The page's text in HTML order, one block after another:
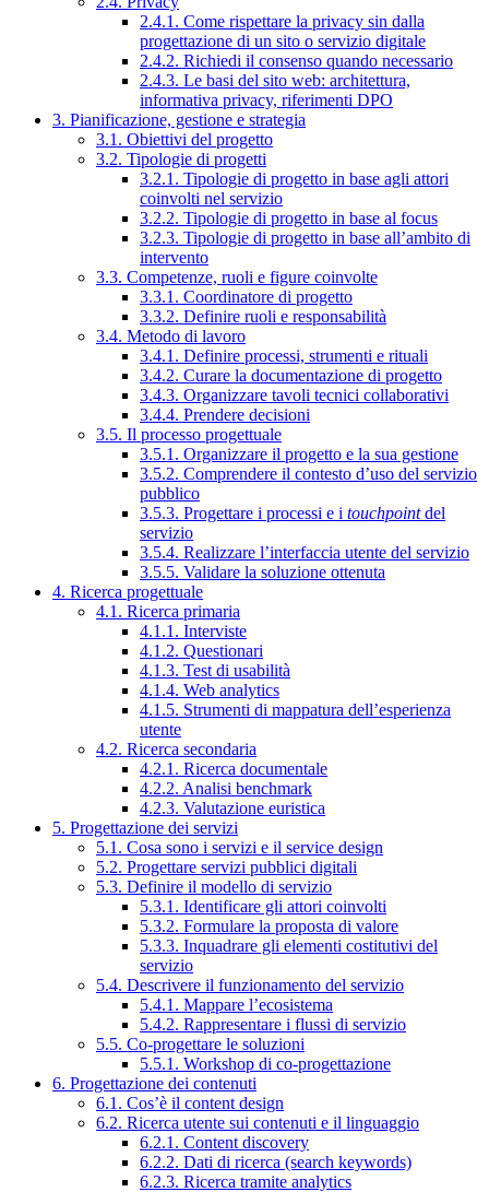
2.4.1. Come rispettare la privacy sin dalla
progettazione di un sito o servizio digitale
2.4.2. Richiedi il consenso quando necessario
2.4.3. Le basi del sito web: architettura,
informativa privacy, riferimenti DPO
3. Pianificazione, gestione e strategia
3.1. Obiettivi del progetto
3.2. Tipologie di progetti
3.2.1. Tipologie di progetto in base agli attori
coinvolti nel servizio
3.2.2. Tipologie di progetto in base al focus
3.2.3. Tipologie di progetto in base all’ambito di
intervento
3.3. Competenze, ruoli e figure coinvolte
3.3.1. Coordinatore di progetto
3.3.2. Definire ruoli e responsabilità
3.4. Metodo di lavoro
3.4.1. Definire processi, strumenti e rituali
3.4.2. Curare la documentazione di progetto
3.4.3. Organizzare tavoli tecnici collaborativi
3.4.4. Prendere decisioni
3.5. Il processo progettuale
3.5.1. Organizzare il progetto e la sua gestione
3.5.2. Comprendere il contesto d’uso del servizio
pubblico
3.5.3. Progettare i processi e i touchpointdel
servizio
3.5.4. Realizzare l’interfaccia utente del servizio
3.5.5. Validare la soluzione ottenuta
4. Ricerca progettuale
4.1. Ricerca primaria
4.1.1. Interviste
4.1.2. Questionari
4.1.3. Test di usabilità
4.1.4. Web analytics
4.1.5. Strumenti di mappatura dell’esperienza
utente
4.2. Ricerca secondaria
4.2.1. Ricerca documentale
4.2.2. Analisi benchmark
4.2.3. Valutazione euristica
5. Progettazione dei servizi
5.1. Cosa sono i servizi e il service design
5.2. Progettare servizi pubblici digitali
5.3. Definire il modello di servizio
5.3.1. Identificare gli attori coinvolti
5.3.2. Formulare la proposta di valore
5.3.3. Inquadrare gli elementi costitutivi del
servizio
5.4. Descrivere il funzionamento del servizio
5.4.1. Mappare l’ecosistema
5.4.2. Rappresentare i flussi di servizio
5.5. Co-progettare le soluzioni
5.5.1. Workshop di co-progettazione
6. Progettazione dei contenuti
6.1. Cos’è il content design
6.2. Ricerca utente sui contenuti e il linguaggio
6.2.1. Content discovery
6.2.2. Dati di ricerca (search keywords)
6.2.3. Ricerca tramite analytics